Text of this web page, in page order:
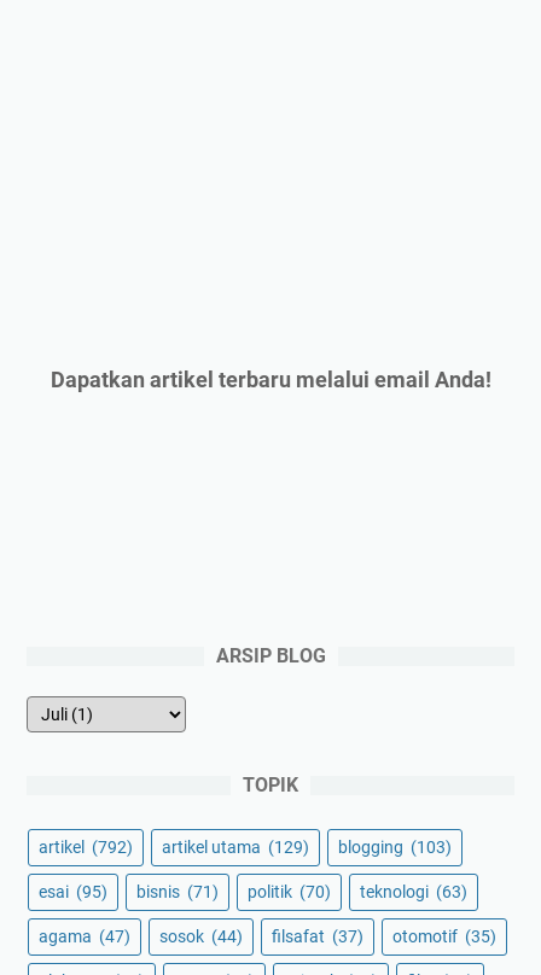
Dapatkan artikel terbaru melalui email Anda!
ARSIP BLOG
TOPIK
artikel (792) artikel utama (129) blogging (103)
esai (95) bisnis (71) politik (70) teknologi (63)
agama (47) sosok (44) filsafat (37) otomotif (35)